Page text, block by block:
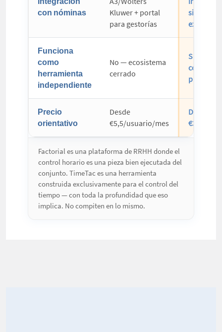
con nóminas
Kluwer + portal
para gestorías
sistemas
externos
Funciona
como
herramienta
independiente
No — ecosistema
cerrado
Sí —
con
Precio
orientativo
Desde
€5,5/usuario/mes
Desde
€3/
Factorial es una plataforma de RRHH donde el
control horario es una pieza bien ejecutada del
conjunto. TimeTac es una herramienta
construida exclusivamente para el control del
tiempo — con toda la profundidad que eso
implica. No compiten en lo mismo.